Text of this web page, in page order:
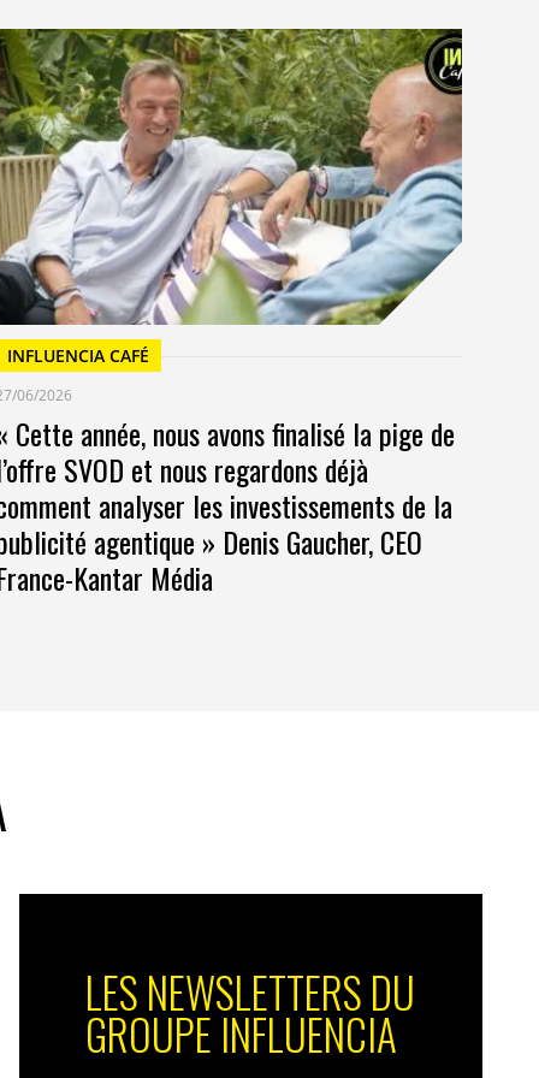
INFLUENCIA CAFÉ
06/2026
Cette année, nous avons finalisé la pige de
SVOD et nous regardons déjà
analyser les investissements de la
agentique » Denis Gaucher, CEO
Kantar Média
LES NEWSLETTERS DU
GROUPE INFLUENCIA